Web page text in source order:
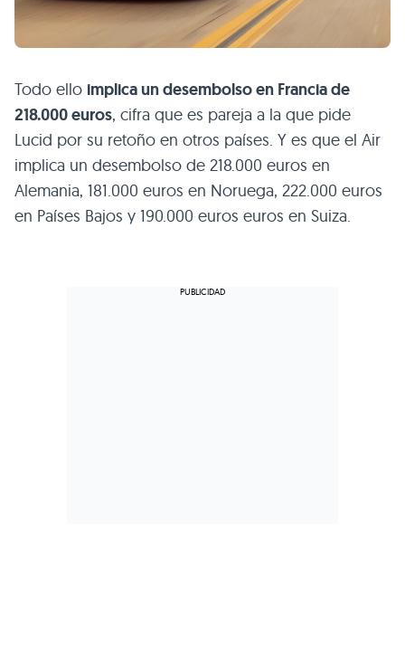
Todo ello implica un desembolso en Francia de
218.000 euros, cifra que es pareja a la que pide
Lucid por su retoño en otros países. Y es que el Air
implica un desembolso de 218.000 euros en
Alemania, 181.000 euros en Noruega, 222.000 euros
en Países Bajos y 190.000 euros euros en Suiza.